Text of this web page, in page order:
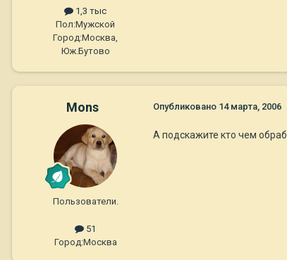
1,3 тыс
Пол:Мужской
Город:Москва,
Юж.Бутово
Mons
Пользователи.
51
Город:Москва
Опубликовано 14 марта, 2006
А подскажите кто чем